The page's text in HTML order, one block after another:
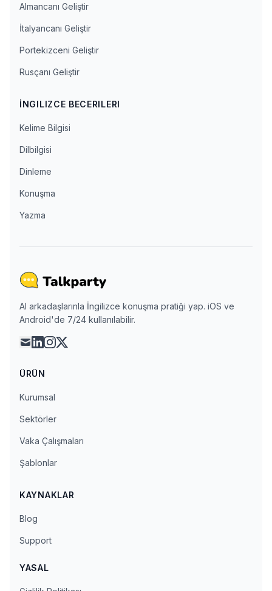
Almancanı Geliştir
İtalyancanı Geliştir
Portekizceni Geliştir
Rusçanı Geliştir
İNGILIZCE BECERILERI
Kelime Bilgisi
Dilbilgisi
Dinleme
Konuşma
Yazma
AI arkadaşlarınla İngilizce konuşma pratiği yap. iOS ve
Android'de 7/24 kullanılabilir.
maillinkedin
instagram
x
ÜRÜN
Kurumsal
Sektörler
Vaka Çalışmaları
Şablonlar
KAYNAKLAR
Blog
Support
YASAL